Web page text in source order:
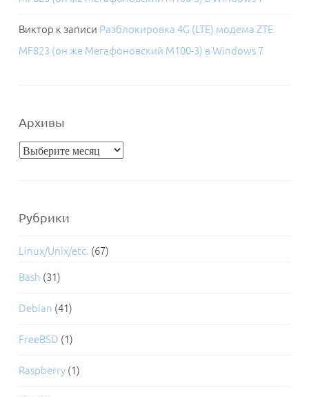
Виктор к записи Разблокировка 4G (LTE) модема ZTE
MF823 (он же Мегафоновский M100-3) в Windows 7
Архивы
Архивы
Рубрики
Linux/Unix/etc. (67)
Bash (31)
Debian (41)
FreeBSD (1)
Raspberry (1)